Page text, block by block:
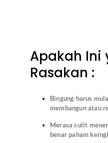
Apakah Ini
Rasakan :
Bingung harus
membangun atau
Merasa sulit
benar paham